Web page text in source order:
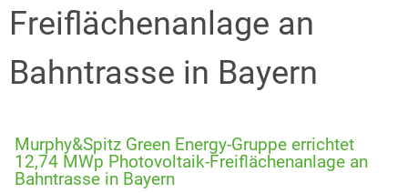
Freiflächenanlage an
Bahntrasse in Bayern
Murphy&Spitz Green Energy-Gruppe errichtet
12,74 MWp Photovoltaik-Freiflächenanlage an
Bahntrasse in Bayern